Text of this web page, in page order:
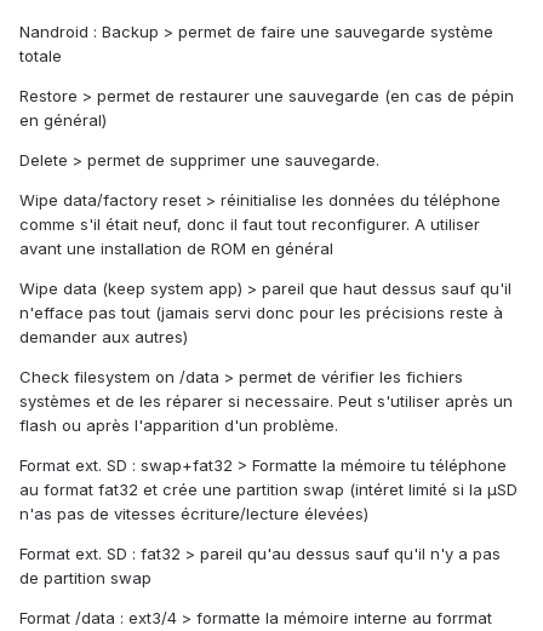
Nandroid : Backup > permet de faire une sauvegarde système
totale
Restore > permet de restaurer une sauvegarde (en cas de pépin
en général)
Delete > permet de supprimer une sauvegarde.
Wipe data/factory reset > réinitialise les données du téléphone
comme s'il était neuf, donc il faut tout reconfigurer. A utiliser
avant une installation de ROM en général
Wipe data (keep system app) > pareil que haut dessus sauf qu'il
n'efface pas tout (jamais servi donc pour les précisions reste à
demander aux autres)
Check filesystem on /data > permet de vérifier les fichiers
systèmes et de les réparer si necessaire. Peut s'utiliser après un
flash ou après l'apparition d'un problème.
Format ext. SD : swap+fat32 > Formatte la mémoire tu téléphone
au format fat32 et crée une partition swap (intéret limité si la µSD
n'as pas de vitesses écriture/lecture élevées)
Format ext. SD : fat32 > pareil qu'au dessus sauf qu'il n'y a pas
de partition swap
Format /data : ext3/4 > formatte la mémoire interne au forrmat